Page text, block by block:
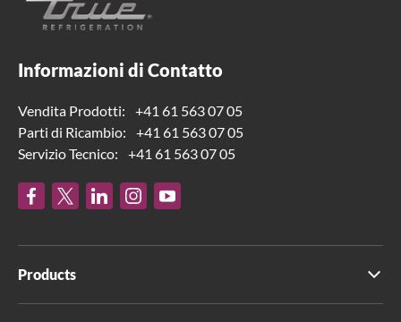
Informazioni di Contatto
Vendita Prodotti:
+41 61 563 07 05
Parti di Ricambio:
+41 61 563 07 05
Servizio Tecnico:
+41 61 563 07 05
Products